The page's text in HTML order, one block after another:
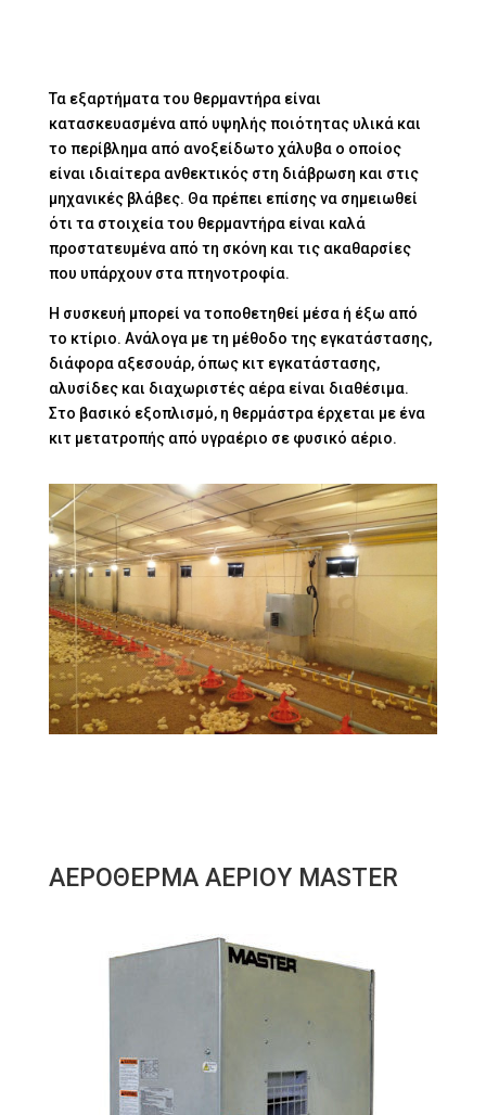
Τα εξαρτήματα του θερμαντήρα είναι
κατασκευασμένα από υψηλής ποιότητας υλικά και
το περίβλημα από ανοξείδωτο χάλυβα ο οποίος
είναι ιδιαίτερα ανθεκτικός στη διάβρωση και στις
μηχανικές βλάβες. Θα πρέπει επίσης να σημειωθεί
ότι τα στοιχεία του θερμαντήρα είναι καλά
προστατευμένα από τη σκόνη και τις ακαθαρσίες
που υπάρχουν στα πτηνοτροφία.
Η συσκευή μπορεί να τοποθετηθεί μέσα ή έξω από
το κτίριο. Ανάλογα με τη μέθοδο της εγκατάστασης,
διάφορα αξεσουάρ, όπως κιτ εγκατάστασης,
αλυσίδες και διαχωριστές αέρα είναι διαθέσιμα.
Στο βασικό εξοπλισμό, η θερμάστρα έρχεται με ένα
κιτ μετατροπής από υγραέριο σε φυσικό αέριο.
ΑΕΡΟΘΕΡΜΑ ΑΕΡΙΟΥ MASTER